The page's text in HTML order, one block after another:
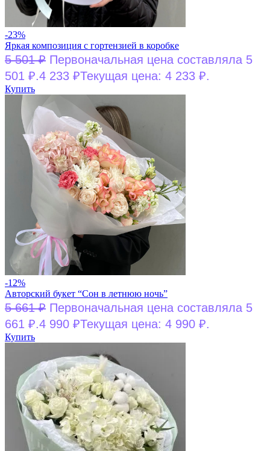
-23%
Яркая композиция с гортензией в коробке
5 501₽ Первоначальная цена составляла 5
501 ₽.4 233 ₽Текущая цена: 4 233 ₽.
Купить
-12%
Авторский букет “Сон в летнюю ночь”
5 661₽ Первоначальная цена составляла 5
661 ₽.4 990 ₽Текущая цена: 4 990 ₽.
Купить